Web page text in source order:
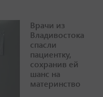
Врачи из
Владивостока
спасли
пациентку,
сохранив ей
шанс на
материнство